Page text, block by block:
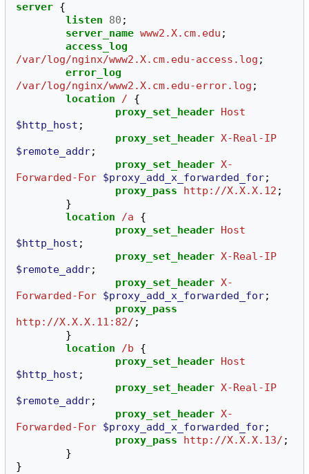
server {
listen
80 ;
server_name www2.X.cm.edu ;
access_log
/var/log/nginx/www2.X.cm.edu-access.log ;
error_log
/var/log/nginx/www2.X.cm.edu-error.log ;
location
/
{
proxy_set_header Host
$http_host ;
proxy_set_header X-Real-IP
$remote_addr;
proxy_set_header X-
Forwarded-For $proxy_add_x_forwarded_for;
proxy_pass
http://X.X.X.12 ;
}
location
/a
{
proxy_set_header Host
$http_host ;
proxy_set_header X-Real-IP
$remote_addr;
proxy_set_header X-
Forwarded-For $proxy_add_x_forwarded_for;
proxy_pass
http://X.X.X.11:82/ ;
}
location
/b
{
proxy_set_header Host
$http_host ;
proxy_set_header X-Real-IP
$remote_addr;
proxy_set_header X-
Forwarded-For $proxy_add_x_forwarded_for;
proxy_pass
http://X.X.X.13/ ;
}
}